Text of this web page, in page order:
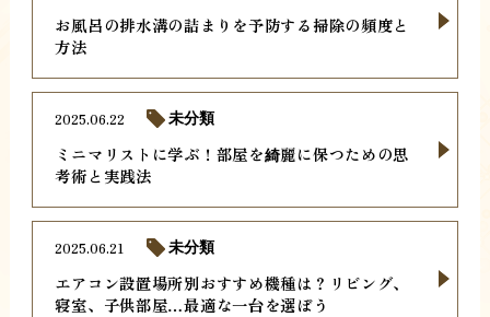
お風呂の排水溝の詰まりを予防する掃除の頻度と
方法
ミニマリストに学ぶ！部屋を綺麗に保つための思
考術と実践法
2025.06.22 未分類
エアコン設置場所別おすすめ機種は？リビング、
寝室、子供部屋…最適な一台を選ぼう
2025.06.21 未分類